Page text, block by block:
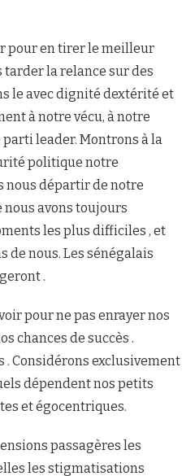
pour en tirer le meilleur
la relance sur des
le avec dignité dextérité et
à notre vécu, à notre
leader. Montrons à la
politique notre
nous départir de notre
nous avons toujours
les plus difficiles , et
de nous. Les sénégalais
.
pour ne pas enrayer nos
chances de succès .
. Considérons exclusivement
dépendent nos petits
et égocentriques.
passagères les
les stigmatisations